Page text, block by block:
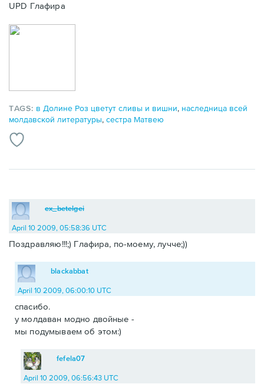
UPD Глафира
TAGS: в Долине Роз цветут сливы и вишни, наследница всей
молдавской литературы, сестра Матвею
ex_betelgei
April 10 2009, 05:58:36 UTC
Поздравляю!!!;) Глафира, по-моему, лучче;))
blackabbat
April 10 2009, 06:00:10 UTC
спасибо.
у молдаван модно двойные -
мы подумываем об этом:)
fefela07
April 10 2009, 06:56:43 UTC